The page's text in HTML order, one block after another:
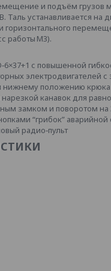
и подъём грузов
устанавливается на
горизонтального
работы М3).
с повышенной
электродвигателей с
нижнему положению крюка
канавок для
замком и поворотом на
“грибок” аварийной
радио‑пульт